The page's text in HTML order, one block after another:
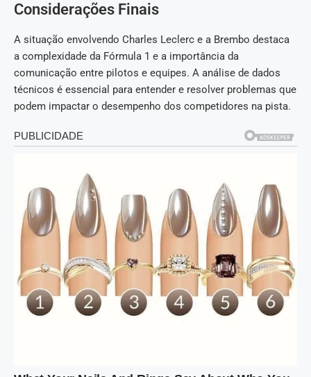
Considerações Finais
A situação envolvendo Charles Leclerc e a Brembo destaca
a complexidade da Fórmula 1 e a importância da
comunicação entre pilotos e equipes. A análise de dados
técnicos é essencial para entender e resolver problemas que
podem impactar o desempenho dos competidores na pista.